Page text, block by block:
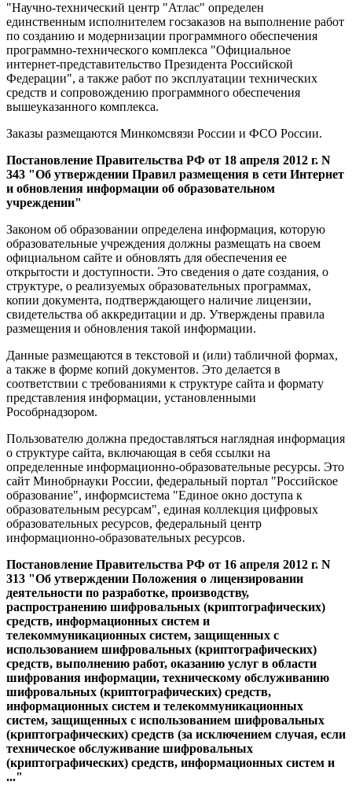
"Научно-технический центр "Атлас" определен
единственным исполнителем госзаказов на выполнение работ
по созданию и модернизации программного обеспечения
программно-технического комплекса "Официальное
интернет-представительство Президента Российской
Федерации", а также работ по эксплуатации технических
средств и сопровождению программного обеспечения
вышеуказанного комплекса.
Заказы размещаются Минкомсвязи России и ФСО России.
Постановление Правительства РФ от 18 апреля 2012 г. N
343 "Об утверждении Правил размещения в сети Интернет
и обновления информации об образовательном
учреждении"
Законом об образовании определена информация, которую
образовательные учреждения должны размещать на своем
официальном сайте и обновлять для обеспечения ее
открытости и доступности. Это сведения о дате создания, о
структуре, о реализуемых образовательных программах,
копии документа, подтверждающего наличие лицензии,
свидетельства об аккредитации и др. Утверждены правила
размещения и обновления такой информации.
Данные размещаются в текстовой и (или) табличной формах,
а также в форме копий документов. Это делается в
соответствии с требованиями к структуре сайта и формату
представления информации, установленными
Рособрнадзором.
Пользователю должна предоставляться наглядная информация
о структуре сайта, включающая в себя ссылки на
определенные информационно-образовательные ресурсы. Это
сайт Минобрнауки России, федеральный портал "Российское
образование", информсистема "Единое окно доступа к
образовательным ресурсам", единая коллекция цифровых
образовательных ресурсов, федеральный центр
информационно-образовательных ресурсов.
Постановление Правительства РФ от 16 апреля 2012 г. N
313 "Об утверждении Положения о лицензировании
деятельности по разработке, производству,
распространению шифровальных (криптографических)
средств, информационных систем и
телекоммуникационных систем, защищенных с
использованием шифровальных (криптографических)
средств, выполнению работ, оказанию услуг в области
шифрования информации, техническому обслуживанию
шифровальных (криптографических) средств,
информационных систем и телекоммуникационных
систем, защищенных с использованием шифровальных
(криптографических) средств (за исключением случая, если
техническое обслуживание шифровальных
(криптографических) средств, информационных систем и
..."